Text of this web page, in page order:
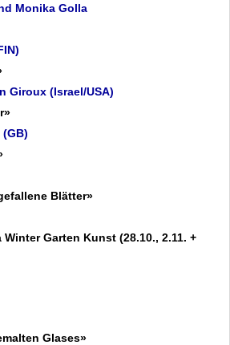
Monika Golla
Giroux (Israel/USA)
Blätter»
Winter Garten Kunst (28.10., 2.11. +
Glases»